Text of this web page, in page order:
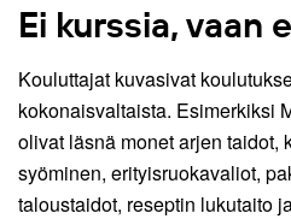
Ei kurssia, vaan
Kouluttajat kuvasivat
kokonaisvaltaista. Esimerkiksi
olivat läsnä monet arjen taidot,
syöminen, erityisruokavaliot,
taloustaidot, reseptin lukutaito